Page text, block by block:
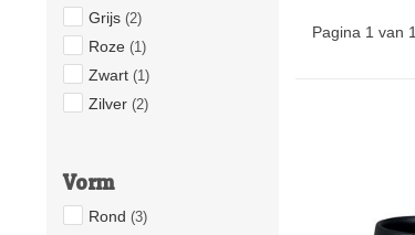
Grijs (2)
Roze (1)
Zwart (1)
Zilver (2)
Vorm
Rond (3)
Pagina 1 van 1